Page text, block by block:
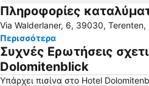
Σέλλα Ρόντα
Lago di Dobbiaco
Πληροφορίες
Via Walderlaner, 6, 39030, Terenten,
Περισσότερα
Συχνές Ερωτήσεις
Dolomitenblick
Υπάρχει πισίνα στο Hotel